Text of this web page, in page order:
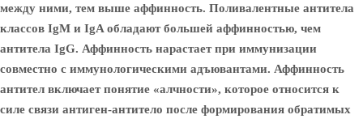
между ними, тем выше аффинность. Поливалентные антитела
классов IgM и IgA обладают большей аффинностью, чем
антитела IgG. Аффинность нарастает при иммунизации
совместно с иммунологическими адъювантами. Аффинность
антител включает понятие «алчности», которое относится к
силе связи антиген-антитело после формирования обратимых